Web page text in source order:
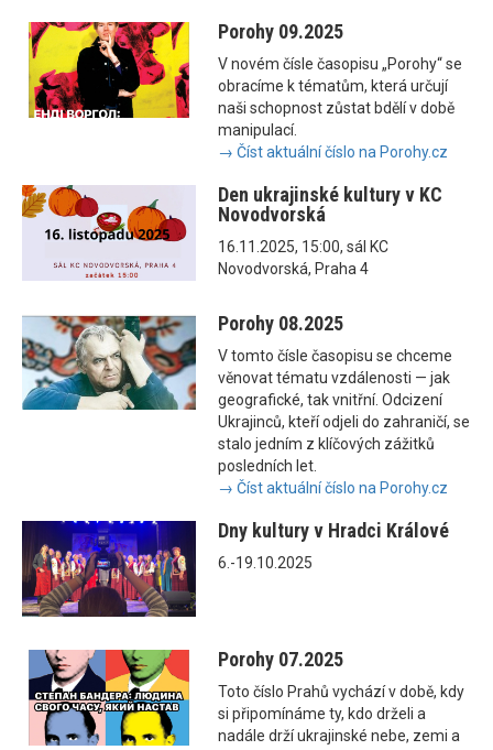
Porohy 09.2025
V novém čísle časopisu „Porohy“ se
obracíme k tématům, která určují
naši schopnost zůstat bdělí v době
manipulací.
→ Číst aktuální číslo na Porohy.cz
Den ukrajinské kultury v KC
Novodvorská
16.11.2025, 15:00, sál KC
Novodvorská, Praha 4
Porohy 08.2025
V tomto čísle časopisu se chceme
věnovat tématu vzdálenosti — jak
geografické, tak vnitřní. Odcizení
Ukrajinců, kteří odjeli do zahraničí, se
stalo jedním z klíčových zážitků
posledních let.
→ Číst aktuální číslo na Porohy.cz
Dny kultury v Hradci Králové
6.-19.10.2025
Porohy 07.2025
Toto číslo Prahů vychází v době, kdy
si připomínáme ty, kdo drželi a
nadále drží ukrajinské nebe, zemi a